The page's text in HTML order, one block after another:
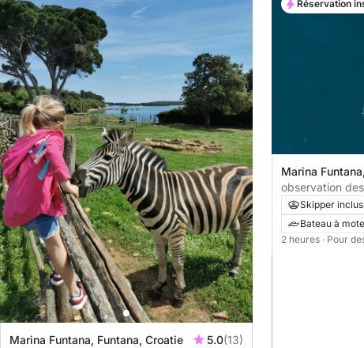
Marina Funtana, Funtana, Croatie 5.0(13)
Marina
observation
coucher du soleil
Skipper inclus
Bateau à
2 heures · Pour
Réservation